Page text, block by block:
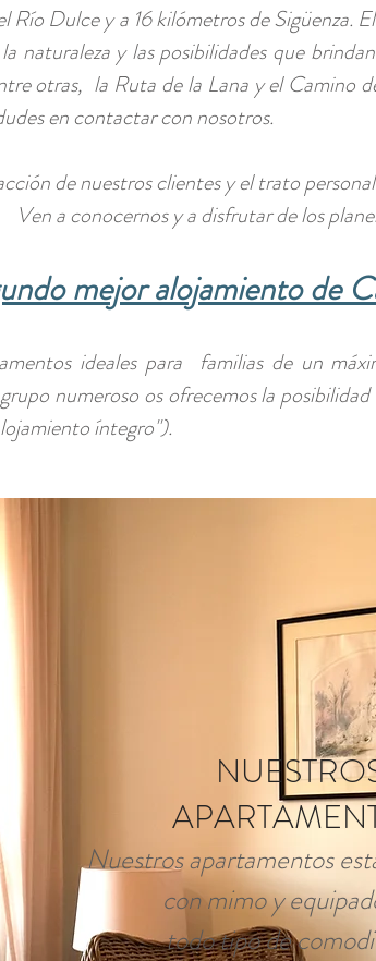
Río Dulce ya 16 kilómetros de Sigüenza.
naturaleza y las posibilidades que
otras, la Ruta de la Lana y el Camino
en contactar con nosotros.
de nuestros clientes y el trato
Ven a conocernos y a disfrutar de los
mejor alojamiento de
ideales para familias de un
numeroso os ofrecemos la
íntegro").
Nuestros apartamentos
con mimo y
todo tipo de